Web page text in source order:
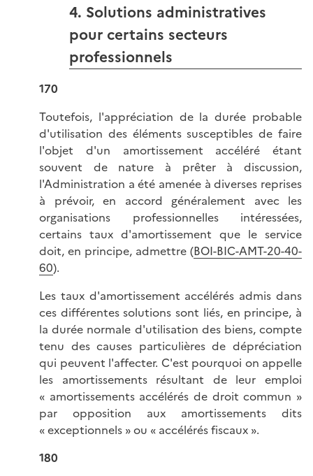
4. Solutions administratives
pour certains secteurs
professionnels
170
Toutefois, l'appréciation de la durée probable
d'utilisation des éléments susceptibles de faire
l'objet d'un amortissement accéléré étant
souvent de nature à prêter à discussion,
l'Administration a été amenée à diverses reprises
à prévoir, en accord généralement avec les
organisations professionnelles intéressées,
certains taux d'amortissement que le service
doit, en principe, admettre (BOI-BIC-AMT-20-40-
60).
Les taux d'amortissement accélérés admis dans
ces différentes solutions sont liés, en principe, à
la durée normale d'utilisation des biens, compte
tenu des causes particulières de dépréciation
qui peuvent l'affecter. C'est pourquoi on appelle
les amortissements résultant de leur emploi
« amortissements accélérés de droit commun »
par opposition aux amortissements dits
« exceptionnels » ou « accélérés fiscaux ».
180